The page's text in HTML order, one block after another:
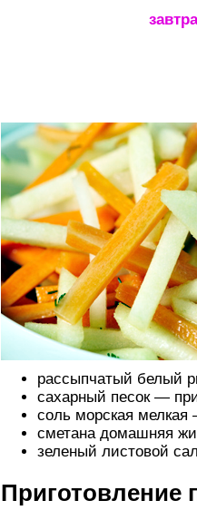
рассыпчатый белый
сахарный песок —
соль морская
сметана домашняя
зеленый листовой
Приготовление